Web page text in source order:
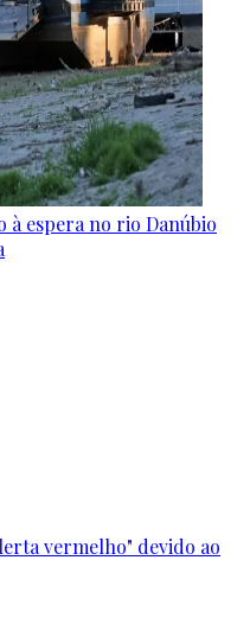
à espera no rio Danúbio
vermelho" devido ao